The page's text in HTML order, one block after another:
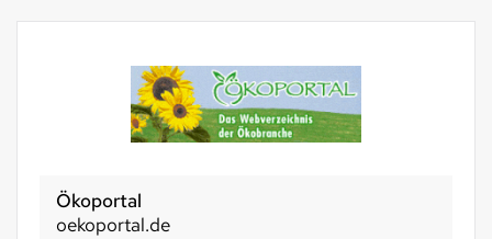
Ökoportal
oekoportal.de